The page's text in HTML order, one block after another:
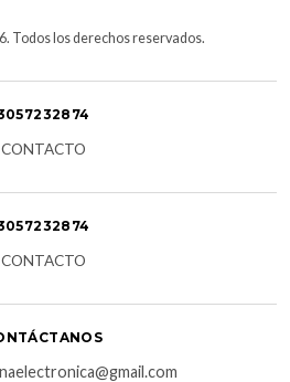
Todos los derechos reservados.
CONTACTO
CONTACTO